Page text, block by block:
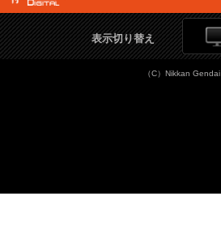
表示切り替え
（C）Nikkan Gendai